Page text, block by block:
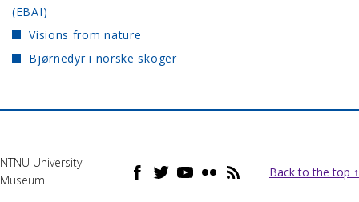
(EBAI)
Visions from nature
Bjørnedyr i norske skoger
NTNU University
Museum
Back to the top ↑